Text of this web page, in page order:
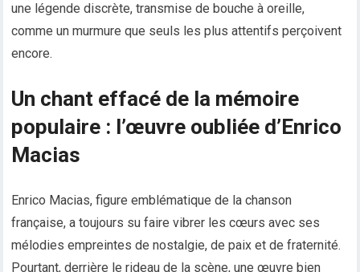
une légende discrète, transmise de bouche à oreille,
comme un murmure que seuls les plus attentifs perçoivent
encore.
Un chant effacé de la mémoire
populaire : l’œuvre oubliée d’Enrico
Macias
Enrico Macias, figure emblématique de la chanson
française, a toujours su faire vibrer les cœurs avec ses
mélodies empreintes de nostalgie, de paix et de fraternité.
Pourtant, derrière le rideau de la scène, une œuvre bien